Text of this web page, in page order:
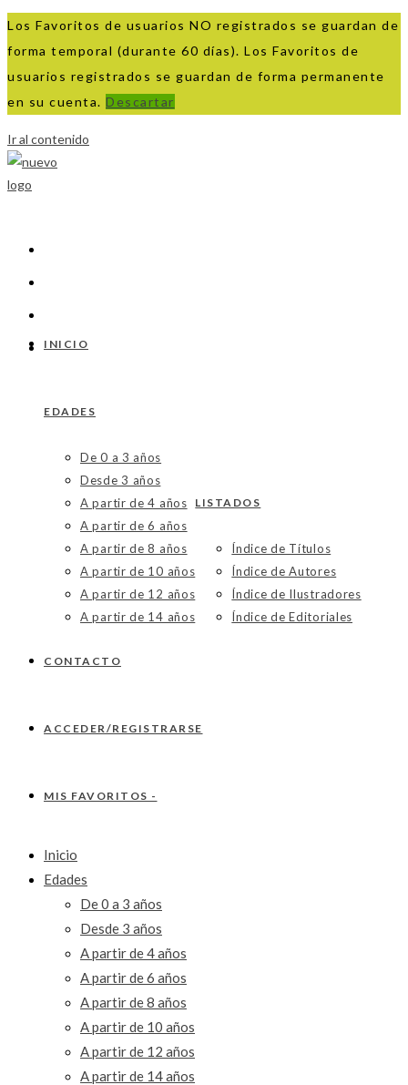
Los Favoritos de usuarios NO registrados se guardan de
forma temporal (durante 60 días). Los Favoritos de
usuarios registrados se guardan de forma permanente
en su cuenta. Descartar
Ir al contenido
INICIO
EDADES
De 0 a 3 años
Desde 3 años
A partir de 4 años
A partir de 6 años
A partir de 8 años
A partir de 10 años
A partir de 12 años
A partir de 14 años
LISTADOS
Índice de Títulos
Índice de Autores
Índice de Ilustradores
Índice de Editoriales
CONTACTO
ACCEDER/REGISTRARSE
MIS FAVORITOS -
Inicio
Edades
De 0 a 3 años
Desde 3 años
A partir de 4 años
A partir de 6 años
A partir de 8 años
A partir de 10 años
A partir de 12 años
A partir de 14 años